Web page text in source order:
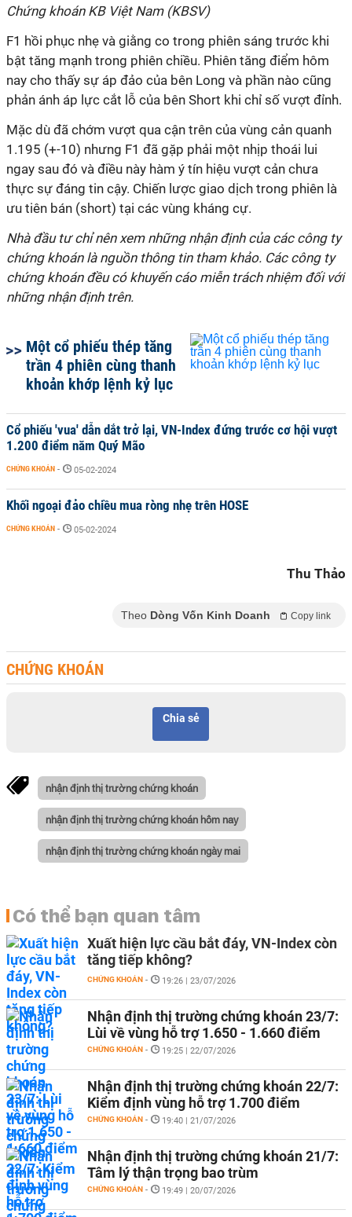
Chứng khoán KB Việt Nam (KBSV)
F1 hồi phục nhẹ và giằng co trong phiên sáng trước khi
bật tăng mạnh trong phiên chiều. Phiên tăng điểm hôm
nay cho thấy sự áp đảo của bên Long và phần nào cũng
phản ánh áp lực cắt lỗ của bên Short khi chỉ số vượt đỉnh.
Mặc dù đã chớm vượt qua cận trên của vùng cản quanh
1.195 (+-10) nhưng F1 đã gặp phải một nhịp thoái lui
ngay sau đó và điều này hàm ý tín hiệu vượt cản chưa
thực sự đáng tin cậy. Chiến lược giao dịch trong phiên là
ưu tiên bán (short) tại các vùng kháng cự.
Nhà đầu tư chỉ nên xem những nhận định của các công ty
chứng khoán là nguồn thông tin tham khảo. Các công ty
chứng khoán đều có khuyến cáo miễn trách nhiệm đối với
những nhận định trên.
Một cổ phiếu thép tăng
trần 4 phiên cùng thanh
khoản khớp lệnh kỷ lục
Cổ phiếu 'vua' dẫn dắt trở lại, VN-Index đứng trước cơ hội vượt
1.200 điểm năm Quý Mão
CHỨNG KHOÁN - 05-02-2024
Khối ngoại đảo chiều mua ròng nhẹ trên HOSE
CHỨNG KHOÁN - 05-02-2024
Thu Thảo
Theo Dòng Vốn Kinh Doanh Copy link
CHỨNG KHOÁN
Chia sẻ
nhận định thị trường chứng khoán
nhận định thị trường chứng khoán hôm nay
nhận định thị trường chứng khoán ngày mai
Có thể bạn quan tâm
Xuất hiện lực cầu bắt đáy, VN-Index còn
tăng tiếp không?
CHỨNG KHOÁN - 19:26 | 23/07/2026
Nhận định thị trường chứng khoán 23/7:
Lùi về vùng hỗ trợ 1.650 - 1.660 điểm
CHỨNG KHOÁN - 19:25 | 22/07/2026
Nhận định thị trường chứng khoán 22/7:
Kiểm định vùng hỗ trợ 1.700 điểm
CHỨNG KHOÁN - 19:40 | 21/07/2026
Nhận định thị trường chứng khoán 21/7:
Tâm lý thận trọng bao trùm
CHỨNG KHOÁN - 19:49 | 20/07/2026